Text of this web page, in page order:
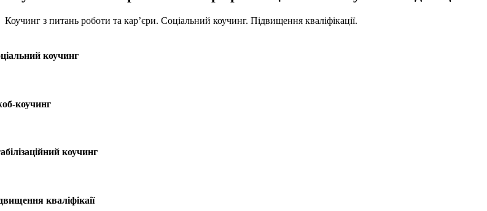
Коучинг з питань роботи та кар’єри. Соціальний коучинг. Підвищення кваліфікації.
коучинг
коучинг
коучинг
кваліфікаії